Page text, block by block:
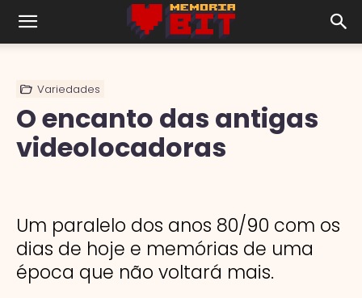
Variedades
O encanto das antigas
videolocadoras
Um paralelo dos anos 80/90 com os
dias de hoje e memórias de uma
época que não voltará mais.